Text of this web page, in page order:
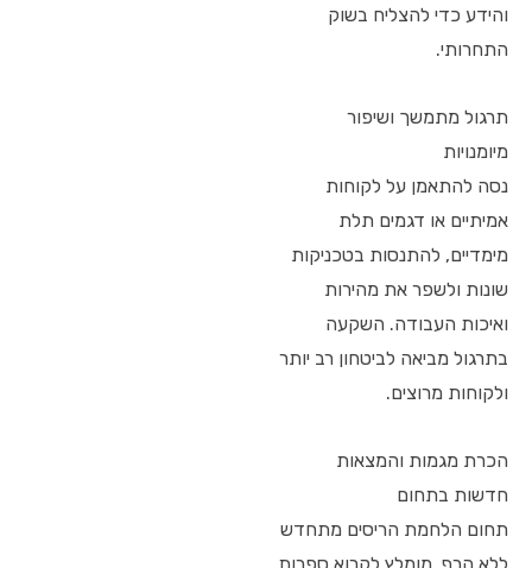
והידע כדי להצליח בשוק
התחרותי.
תרגול מתמשך ושיפור
מיומנויות
נסה להתאמן על לקוחות
אמיתיים או דגמים תלת
מימדיים, להתנסות בטכניקות
שונות ולשפר את מהירות
ואיכות העבודה. השקעה
בתרגול מביאה לביטחון רב יותר
ולקוחות מרוצים.
הכרת מגמות והמצאות
חדשות בתחום
תחום הלחמת הריסים מתחדש
ללא הרף. מומלץ לקרוא ספרות